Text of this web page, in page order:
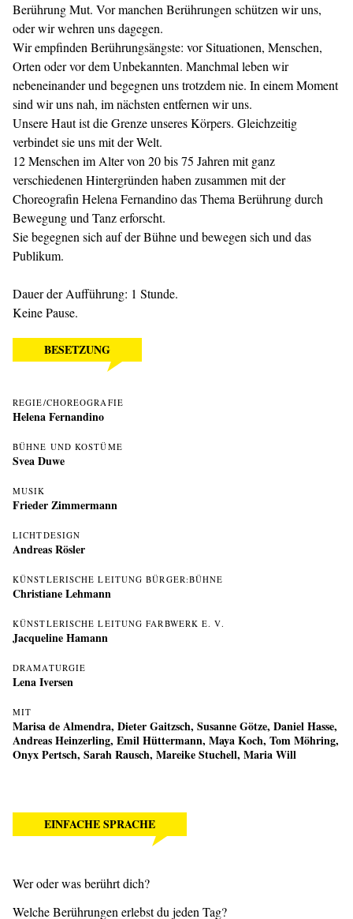
Berührung Mut. Vor manchen Berührungen schützen wir uns,
oder wir wehren uns dagegen.
Wir empfinden Berührungsängste: vor Situationen, Menschen,
Orten oder vor dem Unbekannten. Manchmal leben wir
nebeneinander und begegnen uns trotzdem nie. In einem Moment
sind wir uns nah, im nächsten entfernen wir uns.
Unsere Haut ist die Grenze unseres Körpers. Gleichzeitig
verbindet sie uns mit der Welt.
12 Menschen im Alter von 20 bis 75 Jahren mit ganz
verschiedenen Hintergründen haben zusammen mit der
Choreografin Helena Fernandino das Thema Berührung durch
Bewegung und Tanz erforscht.
Sie begegnen sich auf der Bühne und bewegen sich und das
Publikum.
Dauer der Aufführung: 1 Stunde.
Keine Pause.
BESETZUNG
REGIE/CHOREOGRAFIE
Helena Fernandino
BÜHNE UND KOSTÜME
Svea Duwe
MUSIK
Frieder Zimmermann
LICHTDESIGN
Andreas Rösler
KÜNSTLERISCHE LEITUNG BÜRGER:BÜHNE
Christiane Lehmann
KÜNSTLERISCHE LEITUNG FARBWERK E. V.
Jacqueline Hamann
DRAMATURGIE
Lena Iversen
MIT
Marisa de Almendra, Dieter Gaitzsch, Susanne Götze, Daniel Hasse,
Andreas Heinzerling, Emil Hüttermann, Maya Koch, Tom Möhring,
Onyx Pertsch, Sarah Rausch, Mareike Stuchell, Maria Will
EINFACHE SPRACHE
Wer oder was berührt dich?
Welche Berührungen erlebst du jeden Tag?